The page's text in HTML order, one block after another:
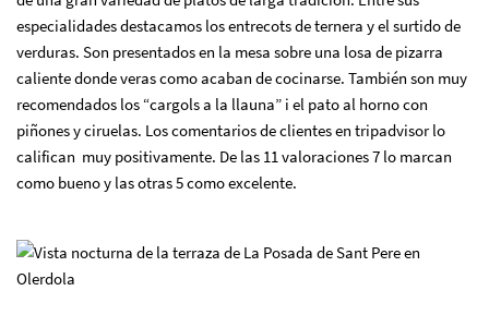
especialidades destacamos los entrecots de ternera y el surtido de
verduras. Son presentados en la mesa sobre una losa de pizarra
caliente donde veras como acaban de cocinarse. También son muy
recomendados los “cargols a la llauna” i el pato al horno con
piñones y ciruelas. Los comentarios de clientes en tripadvisor lo
califican muy positivamente. De las 11 valoraciones 7 lo marcan
como bueno y las otras 5 como excelente.